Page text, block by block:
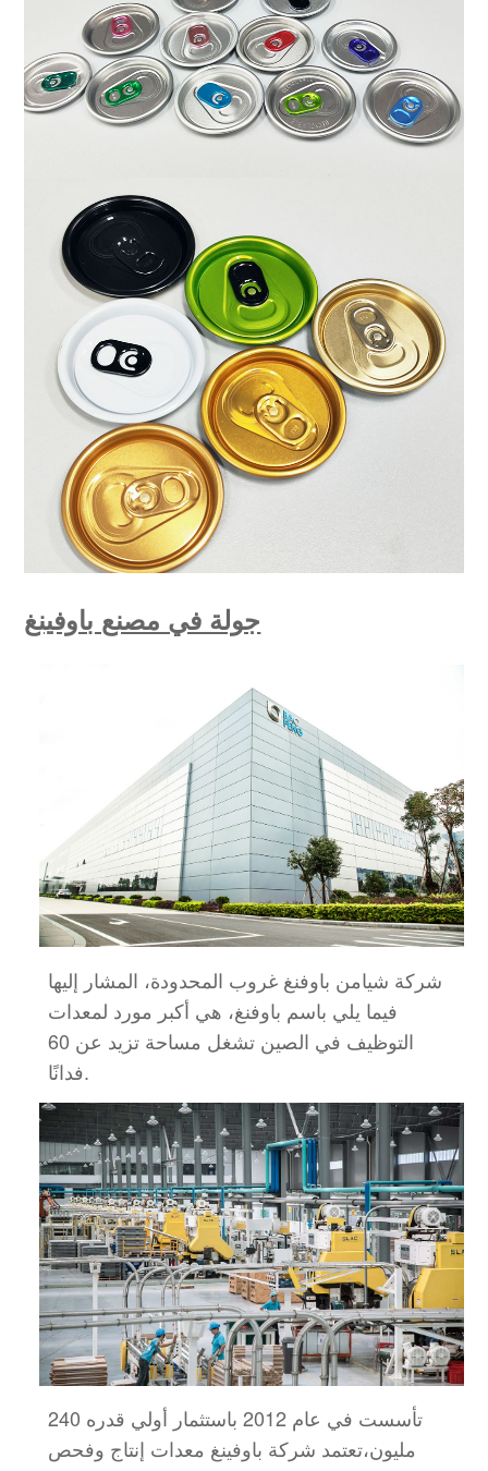
جولة في مصنع باوفينغ
شركة شيامن باوفنغ غروب المحدودة، المشار إليها
فيما يلي باسم باوفنغ، هي أكبر مورد لمعدات
التوظيف في الصين
تشغل مساحة تزيد عن 60
فدانًا.
تأسست في عام 2012 باستثمار أولي قدره 240
مليون،تعتمد شركة باوفينغ معدات إنتاج وفحص